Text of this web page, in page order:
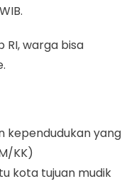
RI, warga bisa
kependudukan yang
KK)
kota tujuan mudik